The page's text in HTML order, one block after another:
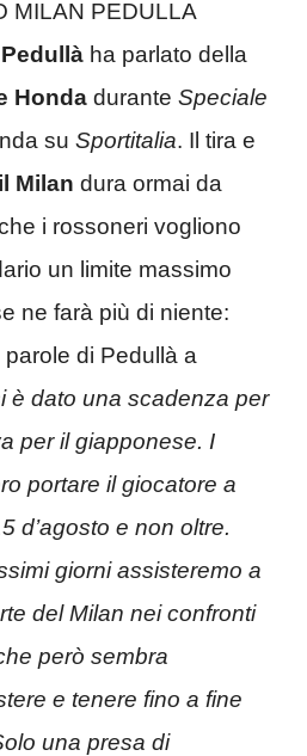
MILAN PEDULLA
ha parlato della
Honda durante Speciale
su Sportitalia. Il tira e
Milan dura ormai da
i rossoneri vogliono
un limite massimo
ne farà più di niente:
di Pedullà a
è dato una scadenza per
per il giapponese. I
portare il giocatore a
d’agosto e non oltre.
giorni assisteremo a
del Milan nei confronti
però sembra
e tenere fino a fine
una presa di